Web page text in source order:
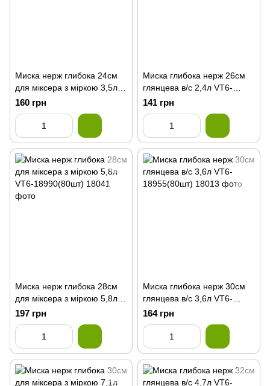
Миска нерж глибока 24см
для міксера з міркою 3,5л
VT6-18988(80шт)
160 грн
Миска глибока нерж 26см
глянцева в/с 2,4л VT6-
18953(100шт)
141 грн
Миска нерж глибока 28см
для міксера з міркою 5,8л
VT6-18990(80шт)
197 грн
Миска глибока нерж 30см
глянцева в/с 3,6л VT6-
18955(80шт)
164 грн